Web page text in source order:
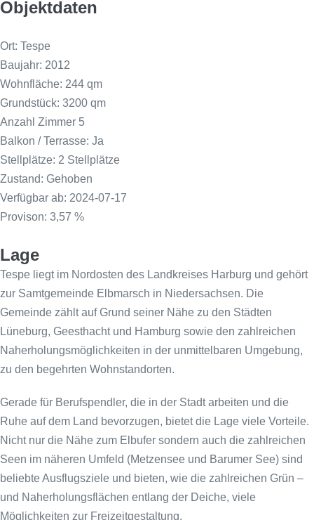
Objektdaten
Ort: Tespe
Baujahr: 2012
Wohnfläche: 244 qm
Grundstück: 3200 qm
Anzahl Zimmer 5
Balkon / Terrasse: Ja
Stellplätze: 2 Stellplätze
Zustand: Gehoben
Verfügbar ab: 2024-07-17
Provison: 3,57 %
Lage
Tespe liegt im Nordosten des Landkreises Harburg und gehört
zur Samtgemeinde Elbmarsch in Niedersachsen. Die
Gemeinde zählt auf Grund seiner Nähe zu den Städten
Lüneburg, Geesthacht und Hamburg sowie den zahlreichen
Naherholungsmöglichkeiten in der unmittelbaren Umgebung,
zu den begehrten Wohnstandorten.
Gerade für Berufspendler, die in der Stadt arbeiten und die
Ruhe auf dem Land bevorzugen, bietet die Lage viele Vorteile.
Nicht nur die Nähe zum Elbufer sondern auch die zahlreichen
Seen im näheren Umfeld (Metzensee und Barumer See) sind
beliebte Ausflugsziele und bieten, wie die zahlreichen Grün –
und Naherholungsflächen entlang der Deiche, viele
Möglichkeiten zur Freizeitgestaltung.